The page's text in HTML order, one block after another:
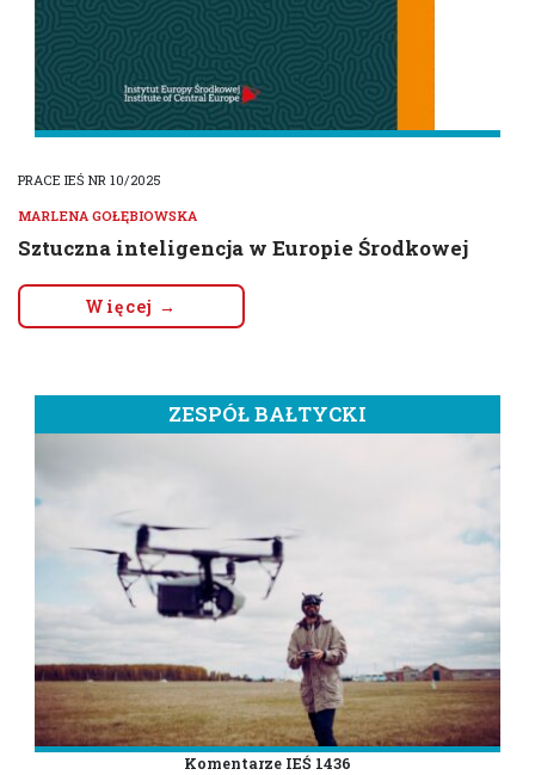
PRACE IEŚ NR 10/2025
MARLENA GOŁĘBIOWSKA
Sztuczna inteligencja w Europie Środkowej
Więcej →
ZESPÓŁ BAŁTYCKI
Komentarze IEŚ 1436